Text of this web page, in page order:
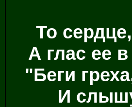
То
А глас ее
"Беги
И